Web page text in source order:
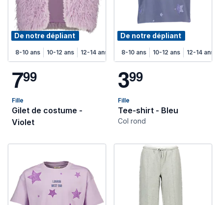
De notre dépliant
8-10 ans 10-12 ans 12-14 ans
799
Fille
Gilet de costume -
Violet
De notre dépliant
8-10 ans 10-12 ans 12-14 ans
399
Fille
Tee-shirt - Bleu
Col rond